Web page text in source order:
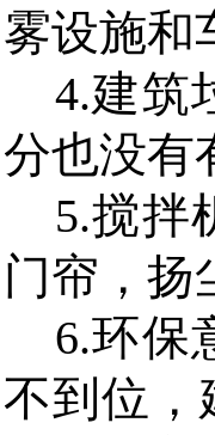
雾设施和
4.建筑
分也没有
5.搅拌
门帘，扬
6.环保
不到位，